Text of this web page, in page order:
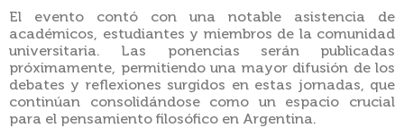
El evento contó con una notable asistencia de
académicos, estudiantes y miembros de la comunidad
universitaria. Las ponencias serán publicadas
próximamente, permitiendo una mayor difusión de los
debates y reflexiones surgidos en estas jornadas, que
continúan consolidándose como un espacio crucial
para el pensamiento filosófico en Argentina.